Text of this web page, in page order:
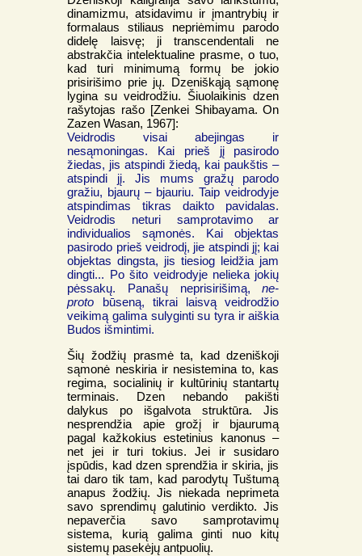
dinamizmu, atsidavimu ir įmantrybių ir
formalaus stiliaus nepriėmimu parodo
didelę laisvę; ji transcendentali ne
abstrakčia intelektualine prasme, o tuo,
kad turi minimumą formų be jokio
prisirišimo prie jų. Dzeniškąją sąmonę
lygina su veidrodžiu. Šiuolaikinis dzen
rašytojas rašo [Zenkei Shibayama. On
Zazen Wasan, 1967]:
Veidrodis visai abejingas ir
nesąmoningas. Kai prieš jį pasirodo
žiedas, jis atspindi žiedą, kai paukštis –
atspindi jį. Jis mums gražų parodo
gražiu, bjaurų – bjauriu. Taip veidrodyje
atspindimas tikras daikto pavidalas.
Veidrodis neturi samprotavimo ar
individualios sąmonės. Kai objektas
pasirodo prieš veidrodį, jie atspindi jį; kai
objektas dingsta, jis tiesiog leidžia jam
dingti... Po šito veidrodyje nelieka jokių
pėssakų. Panašų neprisirišimą,ne-
proto būseną, tikrai laisvą veidrodžio
veikimą galima sulyginti su tyra ir aiškia
Budos išmintimi.
Šių žodžių prasmė ta, kad dzeniškoji
sąmonė neskiria ir nesistemina to, kas
regima, socialinių ir kultūrinių stantartų
terminais. Dzen nebando pakišti
dalykus po išgalvota struktūra. Jis
nesprendžia apie grožį ir bjaurumą
pagal kažkokius estetinius kanonus –
net jei ir turi tokius. Jei ir susidaro
įspūdis, kad dzen sprendžia ir skiria, jis
tai daro tik tam, kad parodytų Tuštumą
anapus žodžių. Jis niekada neprimeta
savo sprendimų galutinio verdikto. Jis
nepaverčia savo samprotavimų
sistema, kurią galima ginti nuo kitų
sistemų pasekėjų antpuolių.